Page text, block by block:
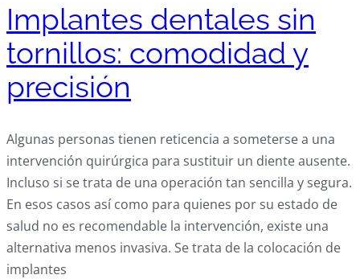
Implantes dentales sin
tornillos: comodidad y
precisión
Algunas personas tienen reticencia a someterse a una
intervención quirúrgica para sustituir un diente ausente.
Incluso si se trata de una operación tan sencilla y segura.
En esos casos así como para quienes por su estado de
salud no es recomendable la intervención, existe una
alternativa menos invasiva. Se trata de la colocación de
implantes